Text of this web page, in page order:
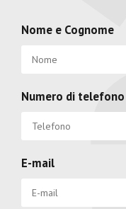
Nome e Cognome
Numero di telefono
E-mail